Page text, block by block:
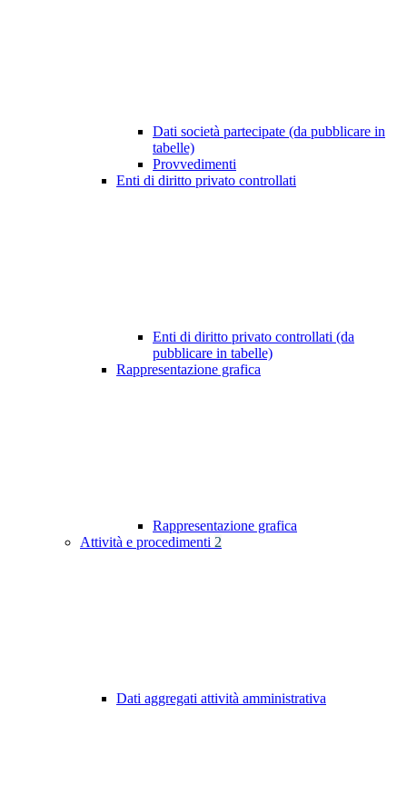
Dati società partecipate (da pubblicare in
tabelle)
Provvedimenti
Enti di diritto privato controllati
Enti di diritto privato controllati (da
pubblicare in tabelle)
Rappresentazione grafica
Rappresentazione grafica
Attività e procedimenti 2
Dati aggregati attività amministrativa